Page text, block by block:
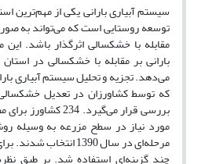
سیستم آبیاری بارانی یکی از مهم‌ترین
توسعه روستایی است که می‌تواند به
مقابله با خشکسالی اثرگذار باشد. این
بارانی بر مقابله با خشکسالی در
می‌دهد. تجزیه و تحلیل سیستم آبیاری
که توسط کشاورزان در تعدیل
بررسی قرار می‌گیرد.
مورد نیاز در سطح مزرعه به وسیله
مرحله‌ای در سال 1390